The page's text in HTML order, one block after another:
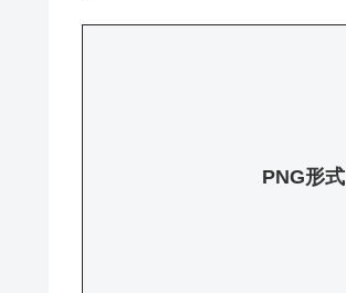
PNG形式